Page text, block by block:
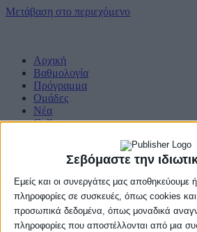
Σεβόμαστε την
Εμείς και οι συνεργάτες μας
πληροφορίες σε συσκευές, όπως cookies
προσωπικά δεδομένα, όπως μοναδικά
πληροφορίες που αποστέλλονται από μια
Μετάβαση στο περιεχόμενο
Αρχική
Βαθμολογία
Πρόγραμμα
Ομάδες
Νέα
Gallery